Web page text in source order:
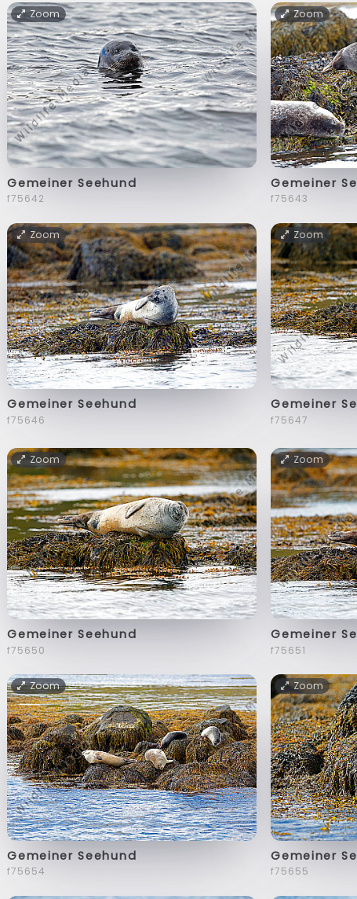
Zoom
Gemeiner Seehund
f75642
Zoom
Gemeiner
f75643
Zoom
Gemeiner Seehund
f75646
Zoom
Gemeiner
f75647
Zoom
Gemeiner Seehund
f75650
Zoom
Gemeiner
f75651
Zoom
Gemeiner Seehund
f75654
Zoom
Gemeiner
f75655